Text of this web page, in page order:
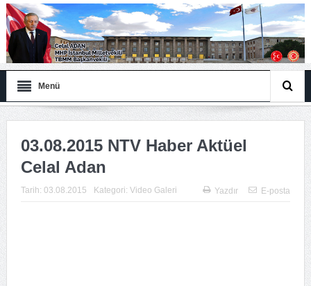
Menü
03.08.2015 NTV Haber Aktüel
Celal Adan
Tarih: 03.08.2015 Kategori: Video Galeri Yazdır E-posta